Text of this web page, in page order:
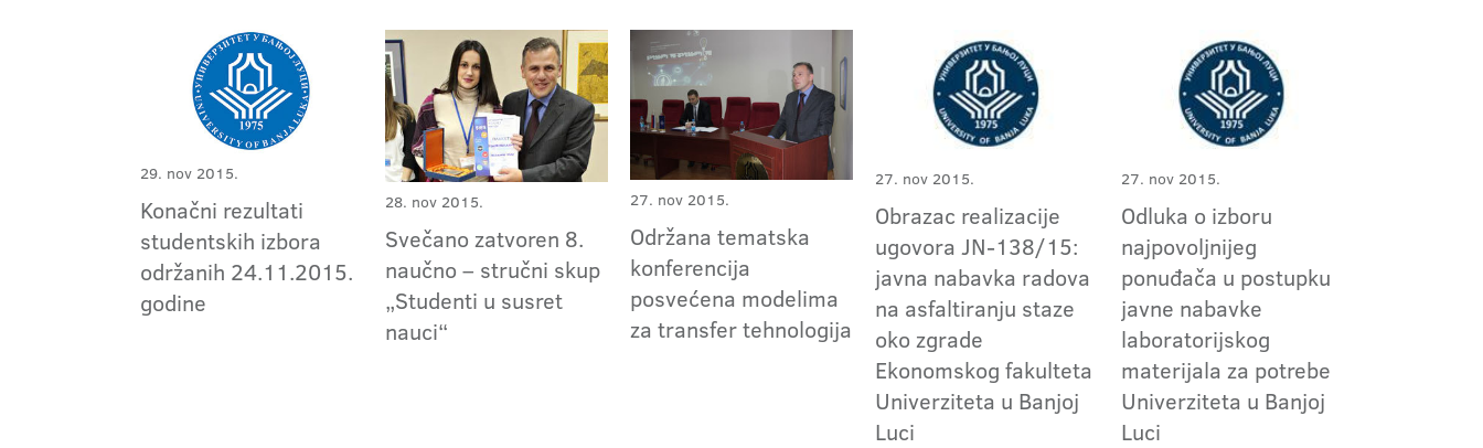
29. nov 2015.
Konačni rezultati
studentskih izbora
održanih 24.11.2015.
godine
28. nov 2015.
Svečano zatvoren 8.
naučno – stručni skup
„Studenti u susret
nauci“
27. nov 2015.
Održana tematska
konferencija
posvećena modelima
za transfer tehnologija
27. nov 2015.
Obrazac realizacije
ugovora JN-138/15:
javna nabavka radova
na asfaltiranju staze
oko zgrade
Ekonomskog fakulteta
Univerziteta u Banjoj
Luci
27. nov 2015.
Odluka o izboru
najpovoljnijeg
ponuđača u postupku
javne nabavke
laboratorijskog
materijala za potrebe
Univerziteta u Banjoj
Luci